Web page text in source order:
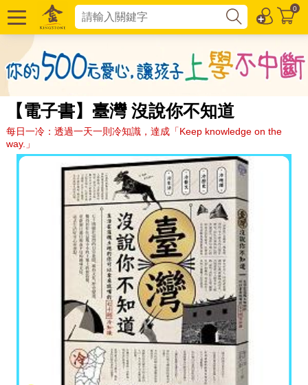
0
【電子書】臺灣 沒說你不知道
每日一冷：透過一天一則冷知識，達成「Keep knowledge on the
way.」